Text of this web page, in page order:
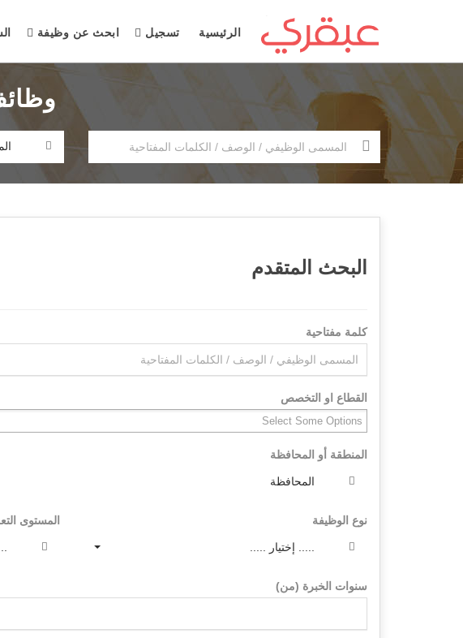
الرئيسية تسجيل ابحث عن وظيفة
البحث المتقدم
كلمة مفتاحية
القطاع او التخصص
المنطقة أو المحافظة
المحافظة
نوع الوظيفة
..... إختيار .....
المستوى
سنوات الخبرة (من)